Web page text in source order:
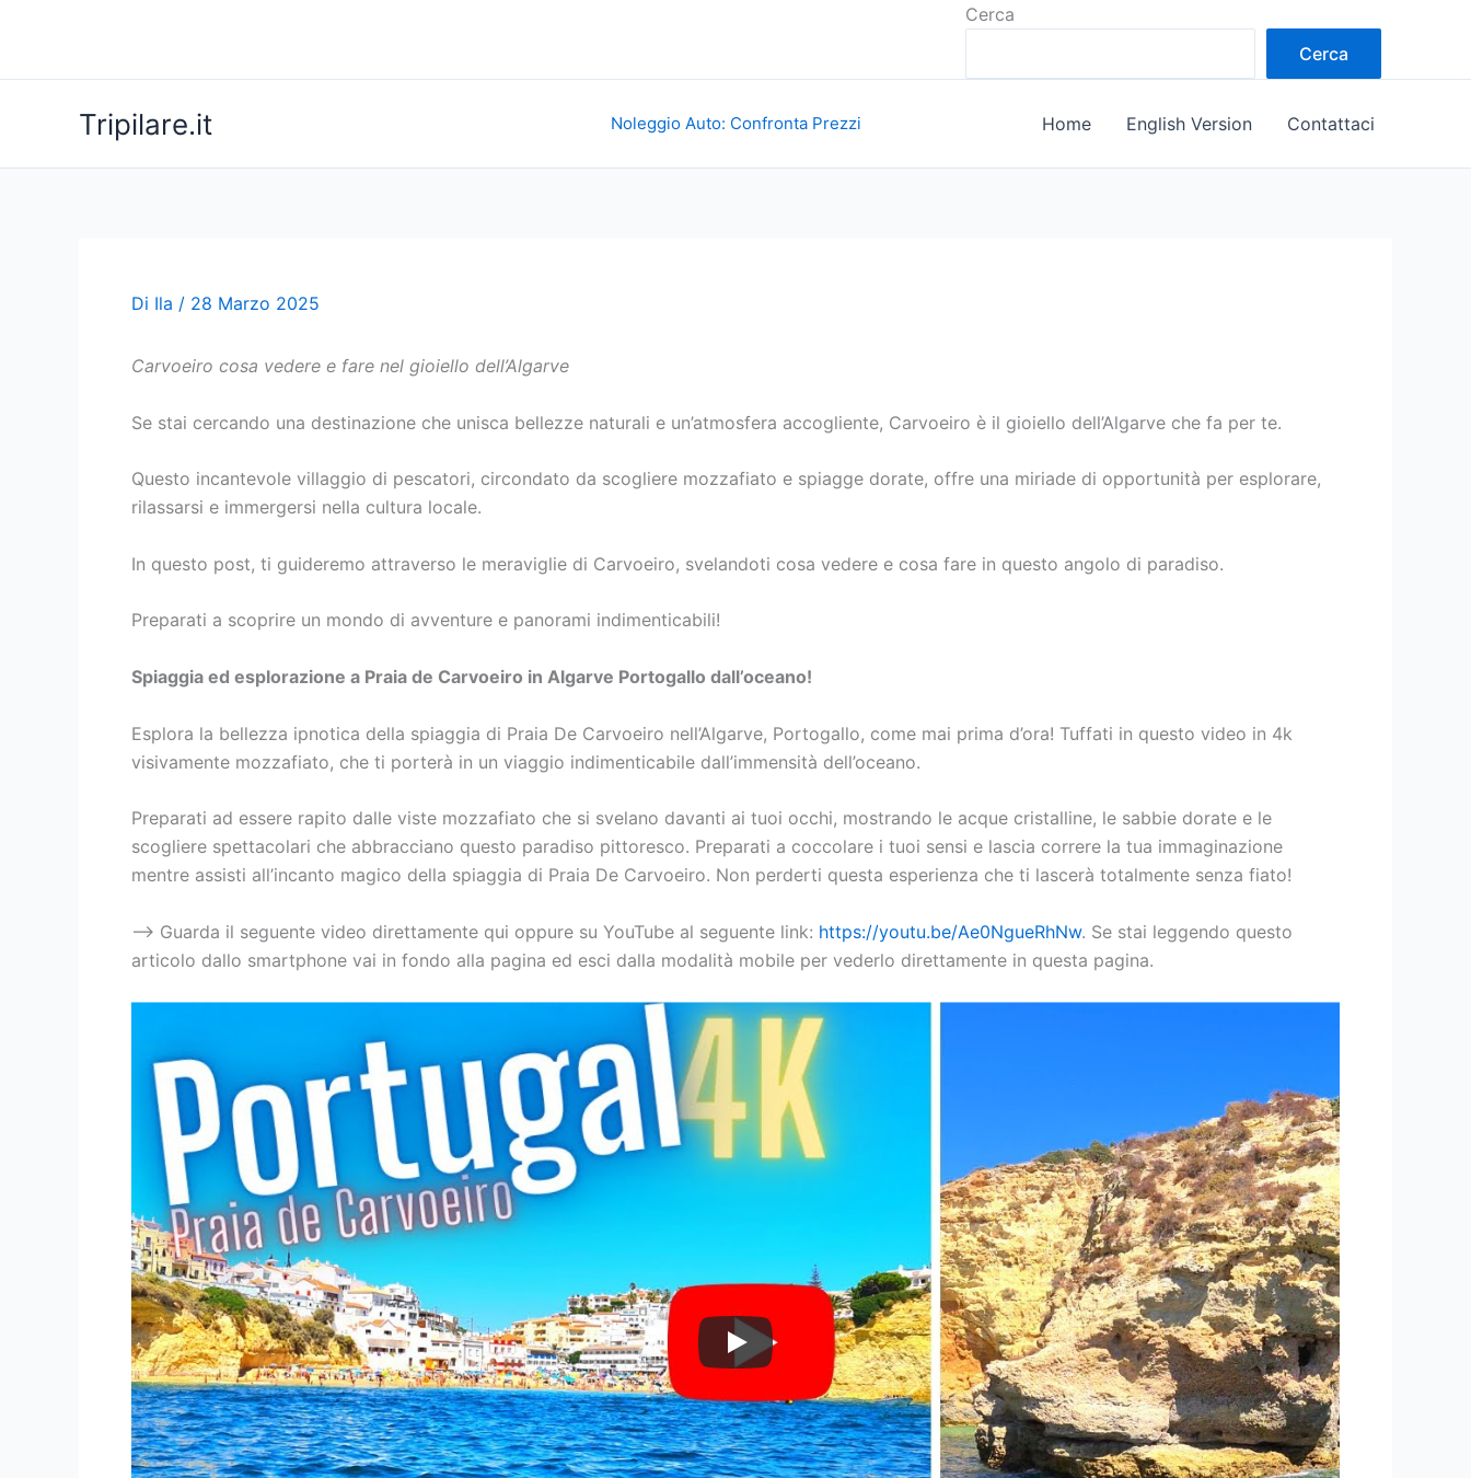
Cerca
Cerca
Tripilare.it Noleggio Auto: Confronta Prezzi Home English Version Contattaci
Di Ila / 28 Marzo 2025
Carvoeiro cosa vedere e fare nel gioiello dell’Algarve
Se stai cercando una destinazione che unisca bellezze naturali e un’atmosfera accogliente, Carvoeiro è il gioiello dell’Algarve che fa per te.
Questo incantevole villaggio di pescatori, circondato da scogliere mozzafiato e spiagge dorate, offre una miriade di opportunità per esplorare,
rilassarsi e immergersi nella cultura locale.
In questo post, ti guideremo attraverso le meraviglie di Carvoeiro, svelandoti cosa vedere e cosa fare in questo angolo di paradiso.
Preparati a scoprire un mondo di avventure e panorami indimenticabili!
Spiaggia ed esplorazione a Praia de Carvoeiro in Algarve Portogallo dall’oceano!
Esplora la bellezza ipnotica della spiaggia di Praia De Carvoeiro nell’Algarve, Portogallo, come mai prima d’ora! Tuffati in questo video in 4k
visivamente mozzafiato, che ti porterà in un viaggio indimenticabile dall’immensità dell’oceano.
Preparati ad essere rapito dalle viste mozzafiato che si svelano davanti ai tuoi occhi, mostrando le acque cristalline, le sabbie dorate e le
scogliere spettacolari che abbracciano questo paradiso pittoresco. Preparati a coccolare i tuoi sensi e lascia correre la tua immaginazione
mentre assisti all’incanto magico della spiaggia di Praia De Carvoeiro. Non perderti questa esperienza che ti lascerà totalmente senza fiato!
–> Guarda il seguente video direttamente qui oppure su YouTube al seguente link: https://youtu.be/Ae0NgueRhNw. Se stai leggendo questo
articolo dallo smartphone vai in fondo alla pagina ed esci dalla modalità mobile per vederlo direttamente in questa pagina.